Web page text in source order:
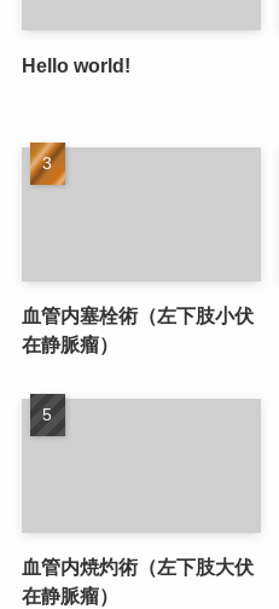
Hello world!
血管内塞栓術（左下肢小伏
在静脈瘤）
血管内焼灼術（左下肢大伏
在静脈瘤）